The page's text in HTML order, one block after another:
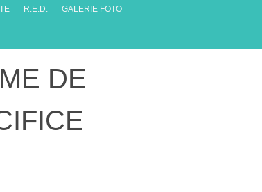
R.E.D. GALERIE FOTO
DE